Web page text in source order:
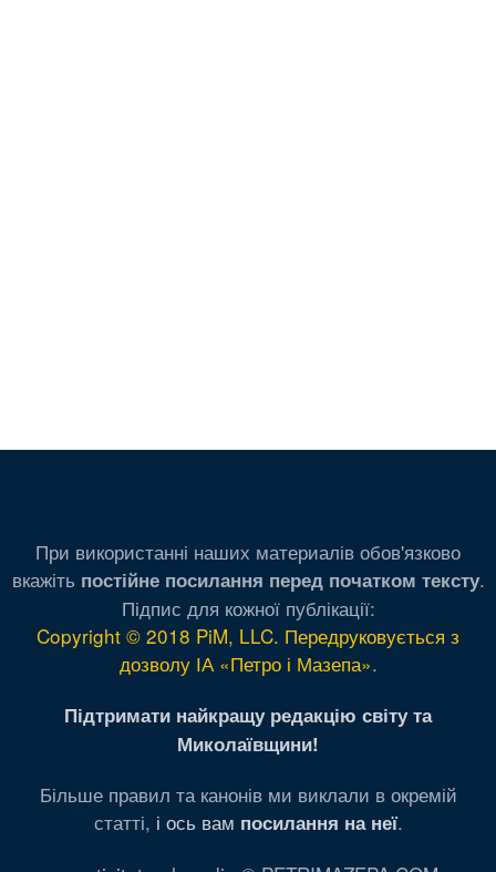
При використанні наших материалів обов'язково
вкажіть постійне посилання перед початком тексту.
Підпис для кожної публікації:
Copyright © 2018 PiM, LLC. Передруковується з
дозволу ІА «Петро і Мазепа».
Підтримати найкращу редакцію світу та
Миколаївщини!
Більше правил та канонів ми виклали в окремій
статті, і ось вам посилання на неї.